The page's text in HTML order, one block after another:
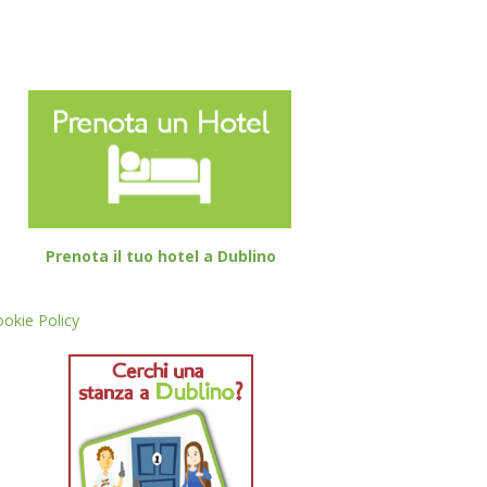
Prenota il tuo hotel a Dublino
Policy